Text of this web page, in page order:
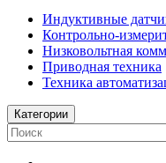
Индуктивные
Контрольно-
Низковольтная
Приводная техника
Техника
Категории